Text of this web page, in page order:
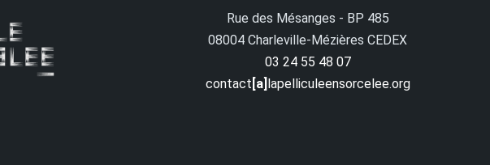
Rue des Mésanges - BP 485
08004 Charleville-Mézières CEDEX
03 24 55 48 07
contact [a] lapelliculeensorcelee.org